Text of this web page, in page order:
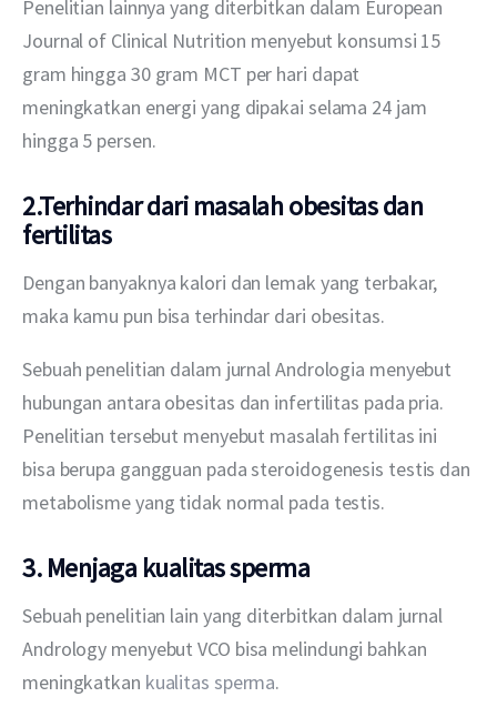
Penelitian lainnya yang diterbitkan dalam European
Journal of Clinical Nutrition menyebut konsumsi 15
gram hingga 30 gram MCT per hari dapat
meningkatkan energi yang dipakai selama 24 jam
hingga 5 persen.
2.Terhindar dari masalah obesitas dan
fertilitas
Dengan banyaknya kalori dan lemak yang terbakar,
maka kamu pun bisa terhindar dari obesitas.
Sebuah penelitian dalam jurnal Andrologia menyebut
hubungan antara obesitas dan infertilitas pada pria.
Penelitian tersebut menyebut masalah fertilitas ini
bisa berupa gangguan pada steroidogenesis testis dan
metabolisme yang tidak normal pada testis.
3. Menjaga kualitas sperma
Sebuah penelitian lain yang diterbitkan dalam jurnal
Andrology menyebut VCO bisa melindungi bahkan
meningkatkan kualitas sperma.